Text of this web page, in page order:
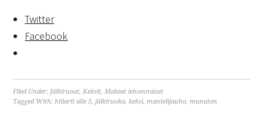
Twitter
Facebook
Filed Under: Jälkiruoat,Keksit,Makeat leivonnaiset
Tagged With:hiilarit alle 5,jälkiruoka,keksi,mantelijauho,munaton